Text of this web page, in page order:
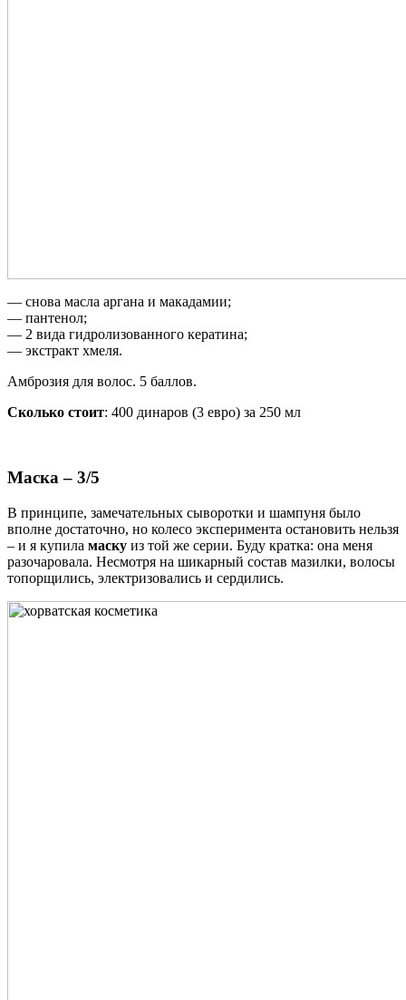
— снова масла аргана и макадамии;
— пантенол;
— 2 вида гидролизованного кератина;
— экстракт хмеля.
Амброзия для волос. 5 баллов.
Сколько стоит: 400 динаров (3 евро) за 250 мл
Маска – 3/5
В принципе, замечательных сыворотки и шампуня было
вполне достаточно, но колесо эксперимента остановить нельзя
– и я купила маску из той же серии. Буду кратка: она меня
разочаровала. Несмотря на шикарный состав мазилки, волосы
топорщились, электризовались и сердились.